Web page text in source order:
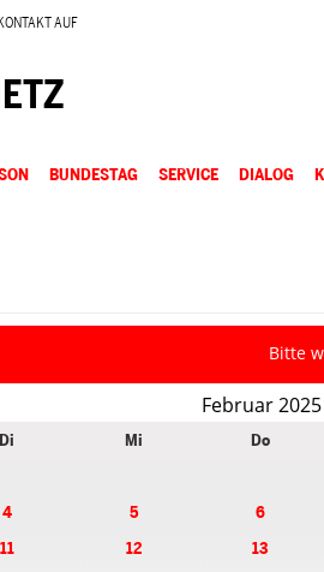
AUF
BUNDESTAG SERVICE DIALOG
Bitte
Februar 2025
Di Mi Do
4 5 6
11 12 13